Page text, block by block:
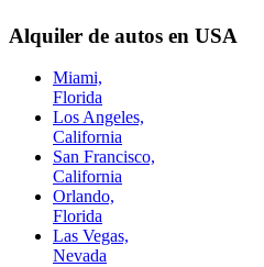
Alquiler de autos en USA
Miami,
Florida
Los Angeles,
California
San Francisco,
California
Orlando,
Florida
Las Vegas,
Nevada